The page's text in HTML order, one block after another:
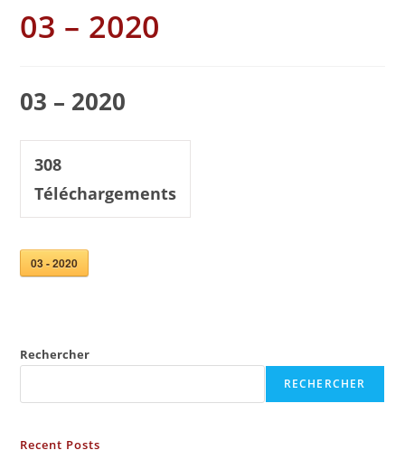
03 – 2020
03 – 2020
308
Téléchargements
03 - 2020
Rechercher
RECHERCHER
Recent Posts